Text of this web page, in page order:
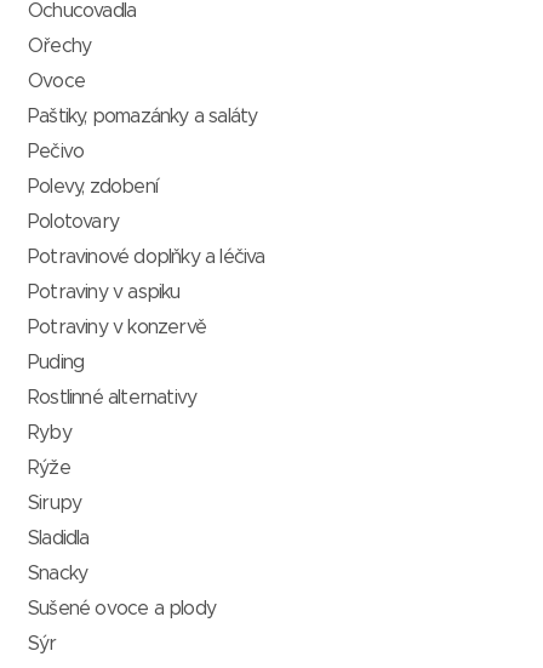
Ochucovadla
Ořechy
Ovoce
Paštiky, pomazánky a saláty
Pečivo
Polevy, zdobení
Polotovary
Potravinové doplňky a léčiva
Potraviny v aspiku
Potraviny v konzervě
Puding
Rostlinné alternativy
Ryby
Rýže
Sirupy
Sladidla
Snacky
Sušené ovoce a plody
Sýr